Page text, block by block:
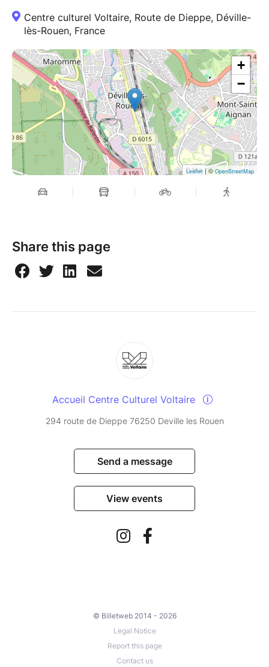
Centre culturel Voltaire, Route de Dieppe, Déville-
lès-Rouen, France
+
−
Leaflet | © OpenStreetMap
Share this page
Accueil Centre Culturel Voltaire
294 route de Dieppe 76250 Deville les Rouen
Send a message
View events
© Billetweb 2014 - 2026
Legal Notice
Report this page
Contact us